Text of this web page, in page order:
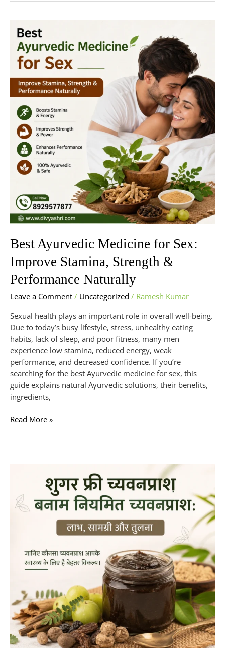
Best Ayurvedic Medicine for Sex:
Improve Stamina, Strength &
Performance Naturally
Leave a Comment / Uncategorized / Ramesh Kumar
Sexual health plays an important role in overall well-being.
Due to today’s busy lifestyle, stress, unhealthy eating
habits, lack of sleep, and poor fitness, many men
experience low stamina, reduced energy, weak
performance, and decreased confidence. If you’re
searching for the best Ayurvedic medicine for sex, this
guide explains natural Ayurvedic solutions, their benefits,
ingredients,
Ayurvedic
Medicine
for
Sex:
Improve
Stamina,
Strength
Performance
Naturally
Read More »
च्यवनप्राश
बनाम
सामग्री